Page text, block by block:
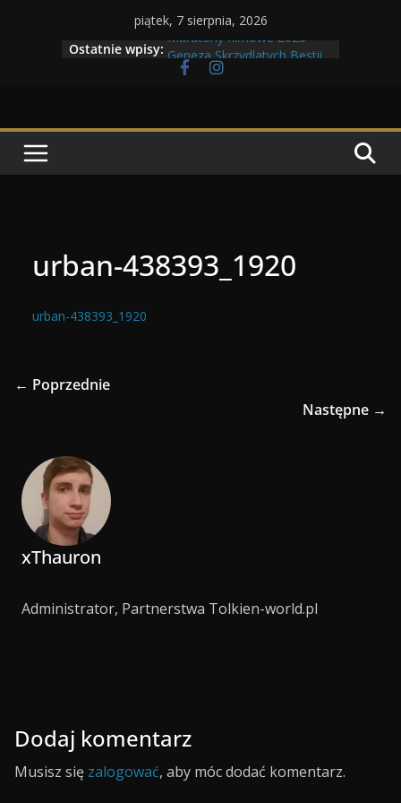
piątek, 7 sierpnia, 2026
Ostatnie wpisy:
Maratony filmowe 2026
Geneza Skrzydlatych Bestii
Wojna krasnoludów z elfami
urban-438393_1920
urban-438393_1920
← Poprzednie
Następne →
xThauron
Administrator, Partnerstwa Tolkien-world.pl
Dodaj komentarz
Musisz się zalogować, aby móc dodać komentarz.